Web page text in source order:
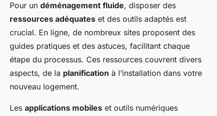
Pour un déménagement fluide, disposer des
ressources adéquates et des outils adaptés est
crucial. En ligne, de nombreux sites proposent des
guides pratiques et des astuces, facilitant chaque
étape du processus. Ces ressources couvrent divers
aspects, de la planification à l’installation dans votre
nouveau logement.
Les applications mobiles et outils numériques